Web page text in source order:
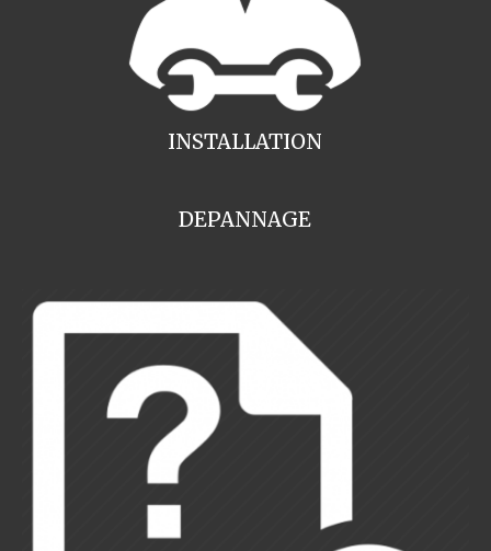
INSTALLATION
DEPANNAGE